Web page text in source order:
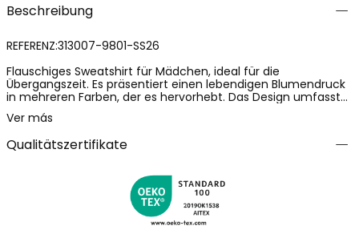
Beschreibung
REFERENZ:313007-9801-SS26
Flauschiges Sweatshirt für Mädchen, ideal für die
Übergangszeit. Es präsentiert einen lebendigen Blumendruck
in mehreren Farben, der es hervorhebt. Das Design umfasst
einen Rundhalsausschnitt und lange Ärmel. Erhältlich in
Größen von 12 Monaten bis 10 Jahren, ist es eine vielseitige
Option für jede Gelegenheit. Kombiniere es mit Jeans oder
Leggings für einen lässigen und stilvollen Look an kühleren
Ver más
Qualitätszertifikate